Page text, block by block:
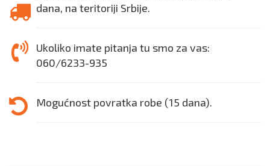
dana, na teritoriji Srbije.
Ukoliko imate pitanja tu smo za vas:
060/6233-935
Mogućnost povratka robe (15 dana).